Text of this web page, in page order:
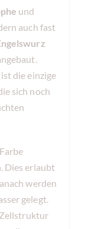
und
auch fast
die einzige
sich noch
Dies erlaubt
werden
gelegt.